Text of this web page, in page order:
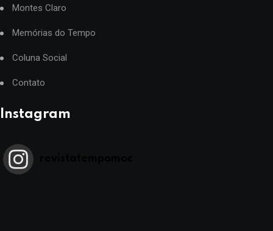
Montes Claro
Memórias do Tempo
Coluna Social
Contato
Instagram